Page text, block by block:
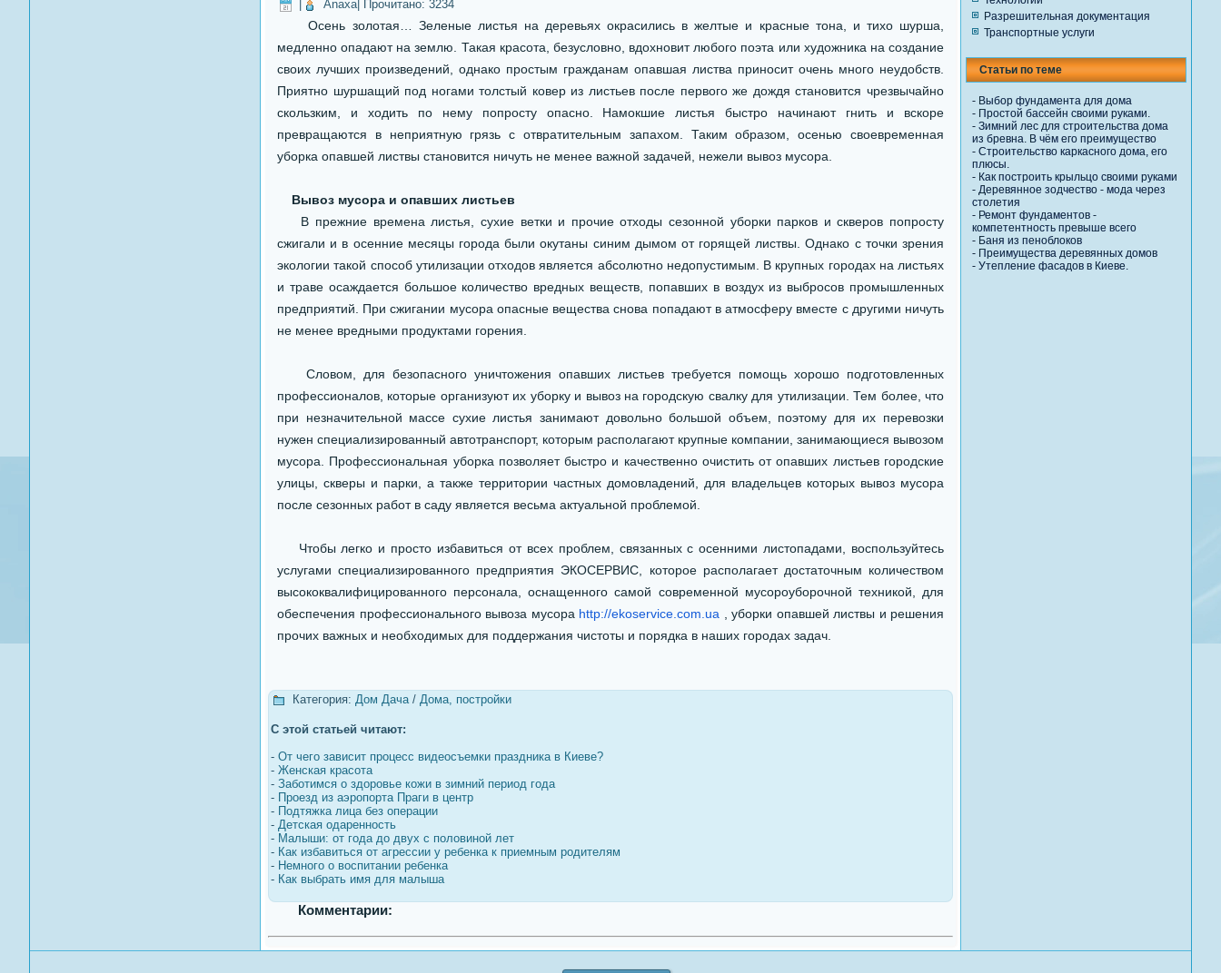
Anaxa| Прочитано: 3234
Осень золотая… Зеленые листья на деревьях окрасились в желтые и красные тона, и тихо шурша,
медленно опадают на землю. Такая красота, безусловно, вдохновит любого поэта или художника на создание
своих лучших произведений, однако простым гражданам опавшая листва приносит очень много неудобств.
Приятно шуршащий под ногами толстый ковер из листьев после первого же дождя становится чрезвычайно
скользким, и ходить по нему попросту опасно. Намокшие листья быстро начинают гнить и вскоре
превращаются в неприятную грязь с отвратительным запахом. Таким образом, осенью своевременная
уборка опавшей листвы становится ничуть не менее важной задачей, нежели вывоз мусора.
Вывоз мусора и опавших листьев
В прежние времена листья, сухие ветки и прочие отходы сезонной уборки парков и скверов попросту
сжигали и в осенние месяцы города были окутаны синим дымом от горящей листвы. Однако с точки зрения
экологии такой способ утилизации отходов является абсолютно недопустимым. В крупных городах на листьях
и траве осаждается большое количество вредных веществ, попавших в воздух из выбросов промышленных
предприятий. При сжигании мусора опасные вещества снова попадают в атмосферу вместе с другими ничуть
не менее вредными продуктами горения.
Словом, для безопасного уничтожения опавших листьев требуется помощь хорошо подготовленных
профессионалов, которые организуют их уборку и вывоз на городскую свалку для утилизации. Тем более, что
при незначительной массе сухие листья занимают довольно большой объем, поэтому для их перевозки
нужен специализированный автотранспорт, которым располагают крупные компании, занимающиеся вывозом
мусора. Профессиональная уборка позволяет быстро и качественно очистить от опавших листьев городские
улицы, скверы и парки, а также территории частных домовладений, для владельцев которых вывоз мусора
после сезонных работ в саду является весьма актуальной проблемой.
Чтобы легко и просто избавиться от всех проблем, связанных с осенними листопадами, воспользуйтесь
услугами специализированного предприятия ЭКОСЕРВИС, которое располагает достаточным количеством
высококвалифицированного персонала, оснащенного самой современной мусороуборочной техникой, для
обеспечения профессионального вывоза мусора http://ekoservice.com.ua , уборки опавшей листвы и решения
прочих важных и необходимых для поддержания чистоты и порядка в наших городах задач.
Категория: Дом Дача/ Дома, постройки
С этой статьей читают:
- От чего зависит процесс видеосъемки праздника в Киеве?
- Женская красота
- Заботимся о здоровье кожи в зимний период года
- Проезд из аэропорта Праги в центр
- Подтяжка лица без операции
- Детская одаренность
- Малыши: от года до двух с половиной лет
- Как избавиться от агрессии у ребенка к приемным родителям
- Немного о воспитании ребенка
- Как выбрать имя для малыша
Комментарии:
Разрешительная документация
Транспортные услуги
Статьи по теме
- Выбор фундамента для дома
- Простой бассейн своими руками.
- Зимний лес для строительства дома
из бревна. В чём его преимущество
- Строительство каркасного дома, его
плюсы.
- Как построить крыльцо своими руками
- Деревянное зодчество - мода через
столетия
- Ремонт фундаментов -
компетентность превыше всего
- Баня из пеноблоков
- Преимущества деревянных домов
- Утепление фасадов в Киеве.